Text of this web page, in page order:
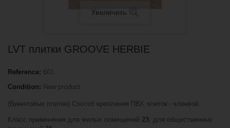
Увеличить
LVT плитки GROOVE HERBIE
Reference: 601
Condition: New product
(Виниловые плитки) Способ крепления ПВХ плиток - клеевой.
Класс применения для жилых помещений 23 , для общественных